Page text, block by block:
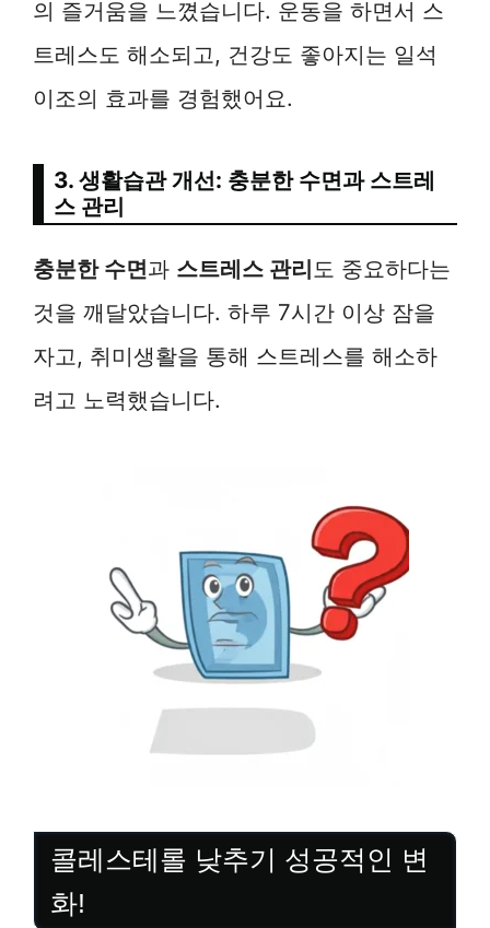
의 즐거움을 느꼈습니다. 운동을 하면서 스
트레스도 해소되고, 건강도 좋아지는 일석
이조의 효과를 경험했어요.
3. 생활습관 개선: 충분한 수면과 스트레
스 관리
충분한 수면과 스트레스 관리도 중요하다는
것을 깨달았습니다. 하루 7시간 이상 잠을
자고, 취미생활을 통해 스트레스를 해소하
려고 노력했습니다.
콜레스테롤 낮추기 성공적인 변
화!